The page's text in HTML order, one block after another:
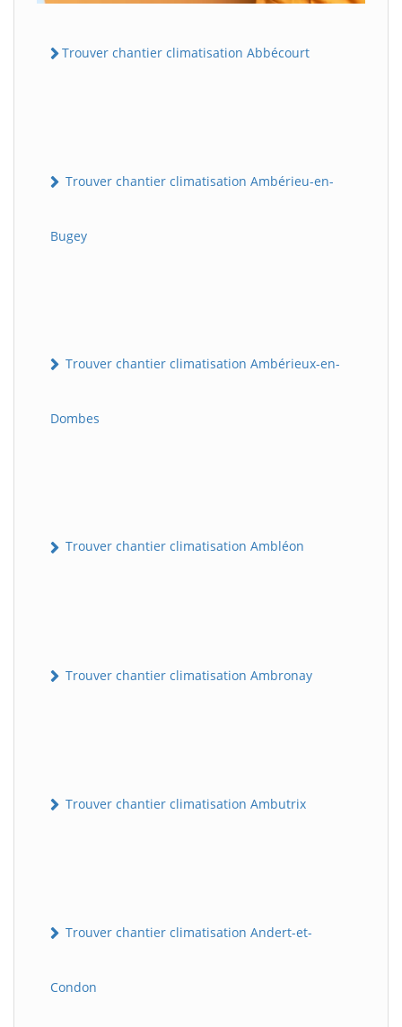
Trouver chantier climatisation Abbécourt
Trouver chantier climatisation Ambérieu-en-
Bugey
Trouver chantier climatisation Ambérieux-en-
Dombes
Trouver chantier climatisation Ambléon
Trouver chantier climatisation Ambronay
Trouver chantier climatisation Ambutrix
Trouver chantier climatisation Andert-et-
Condon